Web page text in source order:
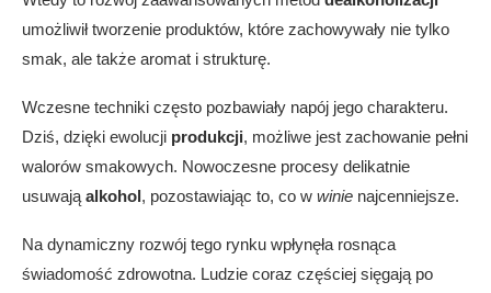
umożliwił tworzenie produktów, które zachowywały nie tylko
smak, ale także aromat i strukturę.
Wczesne techniki często pozbawiały napój jego charakteru.
Dziś, dzięki ewolucji produkcji, możliwe jest zachowanie pełni
walorów smakowych. Nowoczesne procesy delikatnie
usuwają alkohol, pozostawiając to, co w winie najcenniejsze.
Na dynamiczny rozwój tego rynku wpłynęła rosnąca
świadomość zdrowotna. Ludzie coraz częściej sięgają po